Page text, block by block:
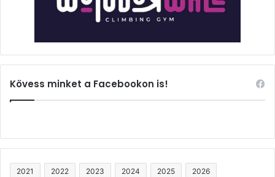
Kövess minket a Facebookon is!
2021 2022 2023 2024 2025 2026